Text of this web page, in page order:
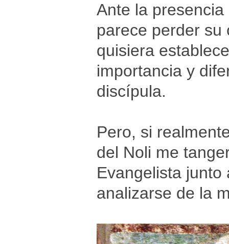
Ante la
parece perder su
quisiera
importancia y
discípula.
Pero, si
del Noli me
Evangelista
analizarse de la